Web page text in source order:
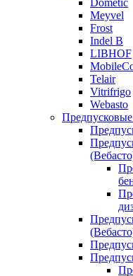
Dometic
Meyvel
Frost
Indel B
LIBHOF
Telair
Vitrifrigo
Webasto
Предпусковые